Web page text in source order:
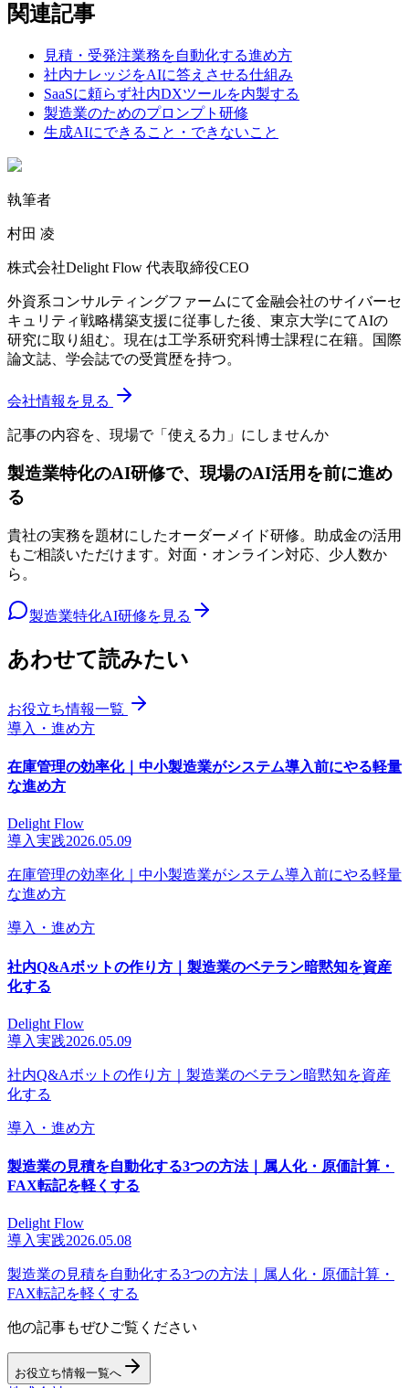
関連記事
見積・受発注業務を自動化する進め方
社内ナレッジをAIに答えさせる仕組み
SaaSに頼らず社内DXツールを内製する
製造業のためのプロンプト研修
生成AIにできること・できないこと
執筆者
村田 凌
株式会社Delight Flow 代表取締役CEO
外資系コンサルティングファームにて金融会社のサイバーセ
キュリティ戦略構築支援に従事した後、東京大学にてAIの
研究に取り組む。現在は工学系研究科博士課程に在籍。国際
論文誌、学会誌での受賞歴を持つ。
会社情報を見る
記事の内容を、現場で「使える力」にしませんか
製造業特化のAI研修で、現場のAI活用を前に進め
る
貴社の実務を題材にしたオーダーメイド研修。助成金の活用
もご相談いただけます。対面・オンライン対応、少人数か
ら。
製造業特化AI研修を見る
あわせて読みたい
お役立ち情報一覧
導入・進め方
在庫管理の効率化｜中小製造業がシステム導入前にやる軽量
な進め方
Delight Flow
導入実践2026.05.09
在庫管理の効率化｜中小製造業がシステム導入前にやる軽量
な進め方
導入・進め方
社内Q&Aボットの作り方｜製造業のベテラン暗黙知を資産
化する
Delight Flow
導入実践2026.05.09
社内Q&Aボットの作り方｜製造業のベテラン暗黙知を資産
化する
導入・進め方
製造業の見積を自動化する3つの方法｜属人化・原価計算・
FAX転記を軽くする
Delight Flow
導入実践2026.05.08
製造業の見積を自動化する3つの方法｜属人化・原価計算・
FAX転記を軽くする
他の記事もぜひご覧ください
お役立ち情報一覧へ